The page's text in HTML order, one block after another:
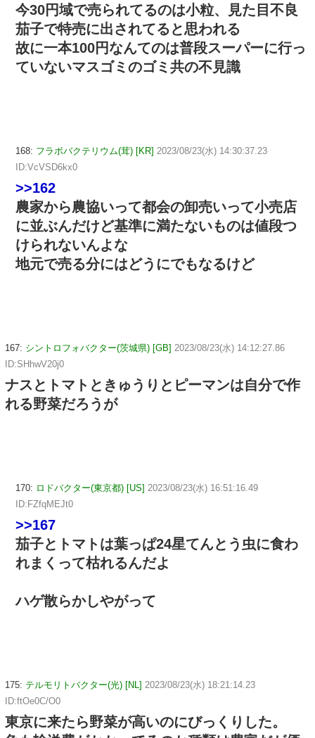
今30円域で売られてるのは小粒、見た目不良
茄子で特売に出されてると思われる
故に一本100円なんてのは普段スーパーに行っ
ていないマスゴミのゴミ共の不見識
168: フラボバクテリウム(茸) [KR] 2023/08/23(水) 14:30:37.23
ID:VcVSD6kx0
>>162
農家から農協いって都会の卸売いって小売店
に並ぶんだけど基準に満たないものは値段つ
けられないんよな
地元で売る分にはどうにでもなるけど
167: シントロフォバクター(茨城県) [GB] 2023/08/23(水) 14:12:27.86
ID:SHhwV20j0
ナスとトマトときゅうりとピーマンは自分で作
れる野菜だろうが
170: ロドバクター(東京都) [US] 2023/08/23(水) 16:51:16.49
ID:FZfqMEJt0
>>167
茄子とトマトは葉っぱ24星てんとう虫に食わ
れまくって枯れるんだよ
ハゲ散らかしやがって
175: テルモリトバクター(光) [NL] 2023/08/23(水) 18:21:14.23
ID:ftOe0C/O0
東京に来たら野菜が高いのにびっくりした。